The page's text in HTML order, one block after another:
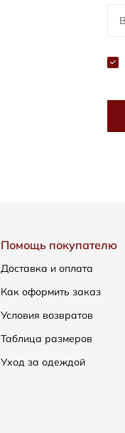
Помощь покупателю
Доставка и оплата
Как оформить заказ
Условия возвратов
Таблица размеров
Уход за одеждой